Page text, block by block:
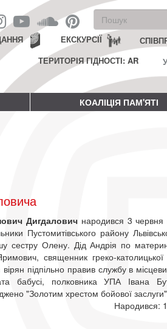
Пошукова
форма
Пошук
ЕКСКУРСІЇ
ТЕРИТОРІЯ ГІДНОСТІ: AR
КОАЛІЦІЯ ПАМ'ЯТІ
Дигдаловичнародився 3 червня
Пустомитівського району
сестру Олену. Дід Андрія по
священник греко-
вірян підпільно правив службу в
бабусі, полковника УПА Івана
"Золотим хрестом бойової
Народився: